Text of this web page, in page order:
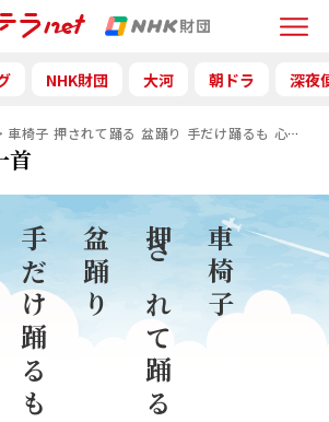
Menu
NHK財団 大河 朝ドラ 深夜
車椅子 押されて踊る 盆踊り 手だけ踊るも 心も踊る
首
車椅子
押されて踊る
盆踊り
手だけ踊るも